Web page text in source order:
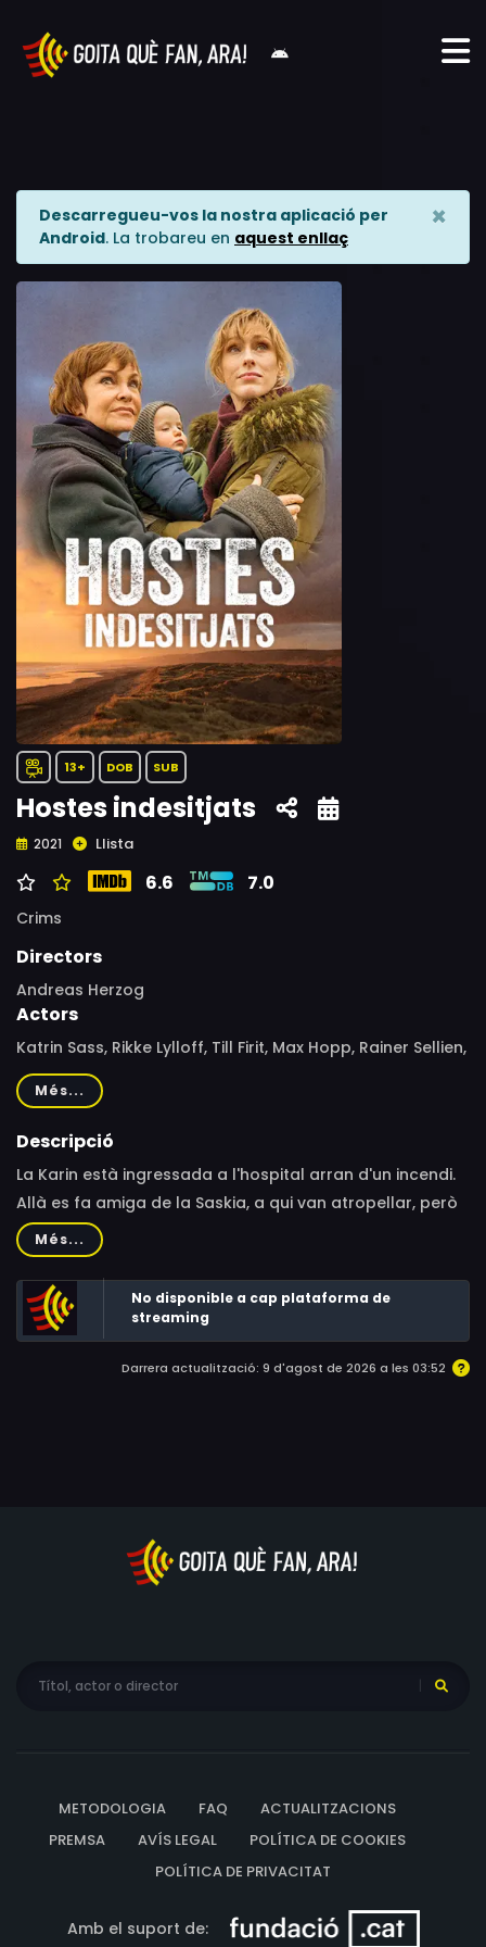
Descarregueu-vos la nostra aplicació per
Android. La trobareu en aquest enllaç
×
13+ DOB SUB
Hostes indesitjats
2021 Llista
6.6 7.0
Crims
Directors
Andreas Herzog
Actors
Katrin Sass, Rikke Lylloff, Till Firit, Max Hopp, Rainer Sellien,
Jana Julia Roth
Més...
Descripció
La Karin està ingressada a l'hospital arran d'un incendi.
Allà es fa amiga de la Saskia, a qui van atropellar, però
no recorda res de l'incident. El conductor va fugir, i no hi
ha cap pista ni motiu per a l'intent d'assassinat. És per
això que, mentre l'Ellen i el Rainer porten la investigació
oficial amb la policia, la Karin fa les seves pròpies
indagacions.
Més...
No disponible a cap plataforma de
streaming
Darrera actualització: 9 d'agost de 2026 a les 03:52
METODOLOGIA FAQ
ACTUALITZACIONS
PREMSA
AVÍS LEGAL
POLÍTICA DE COOKIES
POLÍTICA DE PRIVACITAT
Amb el suport de: